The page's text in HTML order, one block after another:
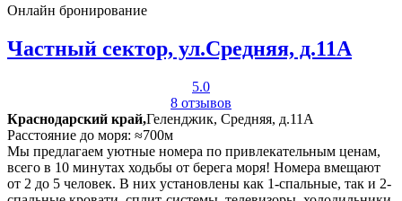
Онлайн бронирование
Частный сектор, ул.Средняя, д.11А
5.0
8 отзывов
Краснодарский край,Геленджик, Средняя, д.11А
Расстояние до моря: ≈700м
Мы предлагаем уютные номера по привлекательным ценам,
всего в 10 минутах ходьбы от берега моря! Номера вмещают
от 2 до 5 человек. В них установлены как 1-спальные, так и 2-